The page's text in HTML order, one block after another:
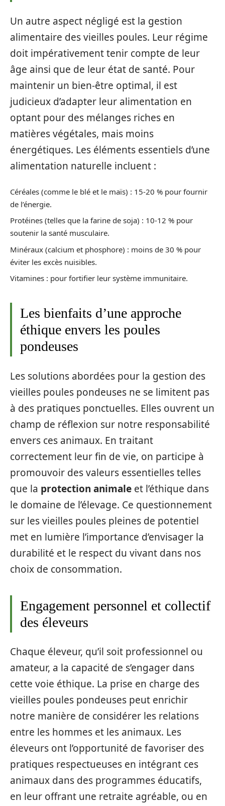
Un autre aspect négligé est la gestion
alimentaire des vieilles poules. Leur régime
doit impérativement tenir compte de leur
âge ainsi que de leur état de santé. Pour
maintenir un bien-être optimal, il est
judicieux d’adapter leur alimentation en
optant pour des mélanges riches en
matières végétales, mais moins
énergétiques. Les éléments essentiels d’une
alimentation naturelle incluent :
Céréales (comme le blé et le maïs) : 15-20 % pour fournir
de l’énergie.
Protéines (telles que la farine de soja) : 10-12 % pour
soutenir la santé musculaire.
Minéraux (calcium et phosphore) : moins de 30 % pour
éviter les excès nuisibles.
Vitamines : pour fortifier leur système immunitaire.
Les bienfaits d’une approche
éthique envers les poules
pondeuses
Les solutions abordées pour la gestion des
vieilles poules pondeuses ne se limitent pas
à des pratiques ponctuelles. Elles ouvrent un
champ de réflexion sur notre responsabilité
envers ces animaux. En traitant
correctement leur fin de vie, on participe à
promouvoir des valeurs essentielles telles
que la protection animale et l’éthique dans
le domaine de l’élevage. Ce questionnement
sur les vieilles poules pleines de potentiel
met en lumière l’importance d’envisager la
durabilité et le respect du vivant dans nos
choix de consommation.
Engagement personnel et collectif
des éleveurs
Chaque éleveur, qu’il soit professionnel ou
amateur, a la capacité de s’engager dans
cette voie éthique. La prise en charge des
vieilles poules pondeuses peut enrichir
notre manière de considérer les relations
entre les hommes et les animaux. Les
éleveurs ont l’opportunité de favoriser des
pratiques respectueuses en intégrant ces
animaux dans des programmes éducatifs,
en leur offrant une retraite agréable, ou en